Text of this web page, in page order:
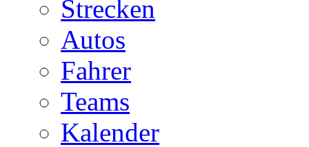
Strecken
Autos
Fahrer
Teams
Kalender